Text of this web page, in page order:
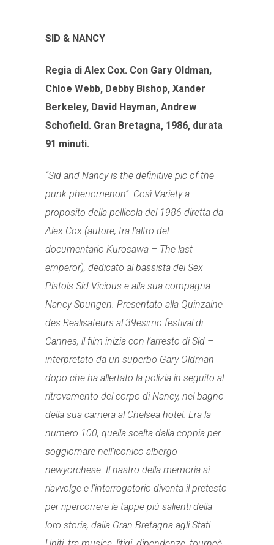
–
SID & NANCY
Regia di Alex Cox. Con Gary Oldman,
Chloe Webb, Debby Bishop, Xander
Berkeley, David Hayman, Andrew
Schofield. Gran Bretagna, 1986, durata
91 minuti.
“Sid and Nancy is the definitive pic of the
punk phenomenon”. Così Variety a
proposito della pellicola del 1986 diretta da
Alex Cox (autore, tra l’altro del
documentario Kurosawa – The last
emperor), dedicato al bassista dei Sex
Pistols Sid Vicious e alla sua compagna
Nancy Spungen. Presentato alla Quinzaine
des Realisateurs al 39esimo festival di
Cannes, il film inizia con l’arresto di Sid –
interpretato da un superbo Gary Oldman –
dopo che ha allertato la polizia in seguito al
ritrovamento del corpo di Nancy, nel bagno
della sua camera al Chelsea hotel. Era la
numero 100, quella scelta dalla coppia per
soggiornare nell’iconico albergo
newyorchese. Il nastro della memoria si
riavvolge e l’interrogatorio diventa il pretesto
per ripercorrere le tappe più salienti della
loro storia, dalla Gran Bretagna agli Stati